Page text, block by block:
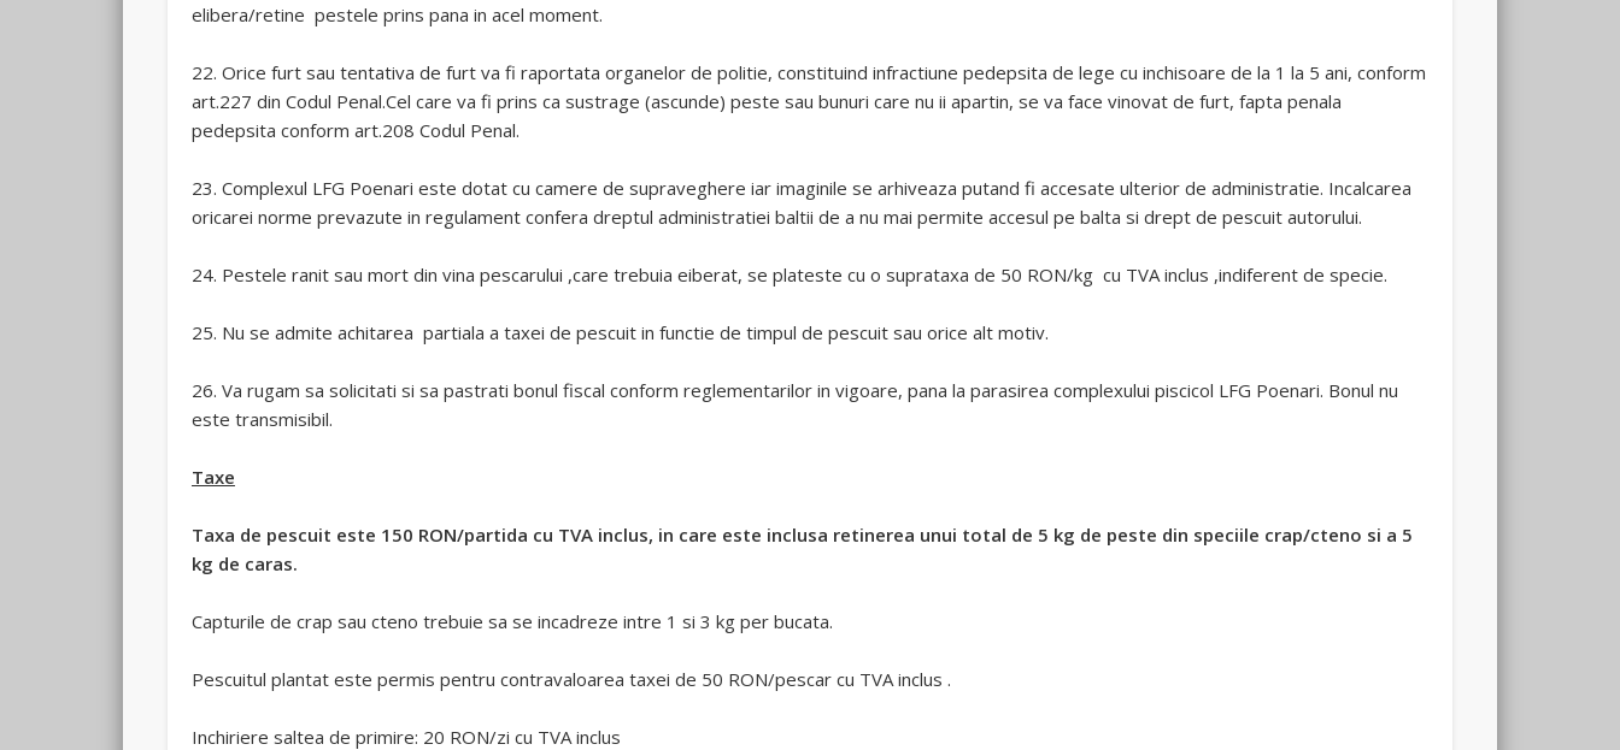
elibera/retine pestele prins pana in acel moment.
22. Orice furt sau tentativa de furt va fi raportata organelor de politie, constituind infractiune pedepsita de lege cu inchisoare de la 1 la 5 ani, conform
art.227 din Codul Penal.Cel care va fi prins ca sustrage (ascunde) peste sau bunuri care nu ii apartin, se va face vinovat de furt, fapta penala
pedepsita conform art.208 Codul Penal.
23. Complexul LFG Poenari este dotat cu camere de supraveghere iar imaginile se arhiveaza putand fi accesate ulterior de administratie. Incalcarea
oricarei norme prevazute in regulament confera dreptul administratiei baltii de a nu mai permite accesul pe balta si drept de pescuit autorului.
24. Pestele ranit sau mort din vina pescarului ,care trebuia eiberat, se plateste cu o suprataxa de 50 RON/kg cu TVA inclus ,indiferent de specie.
25. Nu se admite achitarea partiala a taxei de pescuit in functie de timpul de pescuit sau orice alt motiv.
26. Va rugam sa solicitati si sa pastrati bonul fiscal conform reglementarilor in vigoare, pana la parasirea complexului piscicol LFG Poenari. Bonul nu
este transmisibil.
Taxe
Taxa de pescuit este 150 RON/partida cu TVA inclus, in care este inclusa retinerea unui total de 5 kg de peste din speciile crap/cteno si a 5
kg de caras.
Capturile de crap sau cteno trebuie sa se incadreze intre 1 si 3 kg per bucata.
Pescuitul plantat este permis pentru contravaloarea taxei de 50 RON/pescar cu TVA inclus .
Inchiriere saltea de primire: 20 RON/zi cu TVA inclus